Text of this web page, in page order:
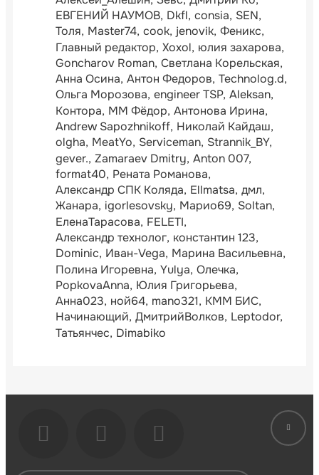
ЕВГЕНИЙ НАУМОВ Dkfl consia SEN
Толя Master74 cook jenovik Феникс
Главный редактор Xoxol юлия захарова
Goncharov Roman Светлана Корельская
Анна Осина Антон Федоров Technolog.d
Ольга Морозова engineer TSP Aleksan
Контора ММ Фёдор Антонова Ирина
Andrew Sapozhnikoff Николай Кайдаш
olgha MeatYo Serviceman Strannik_BY
gever. Zamaraev Dmitry Anton 007
format40 Рената Романова
Александр СПК Коляда Ellmatsa дмл
Жанара igorlesovsky Марио69 Soltan
ЕленаТарасова FELETI
Александр технолог константин 123
Dominic Иван-Vega Марина Васильевна
Полина Игоревна Yulya Олечка
PopkovaAnna Юлия Григорьева
Анна023 ной64 mano321 КММ БИС
Начинающий ДмитрийВолков Leptodor
Татьянчес Dimabiko